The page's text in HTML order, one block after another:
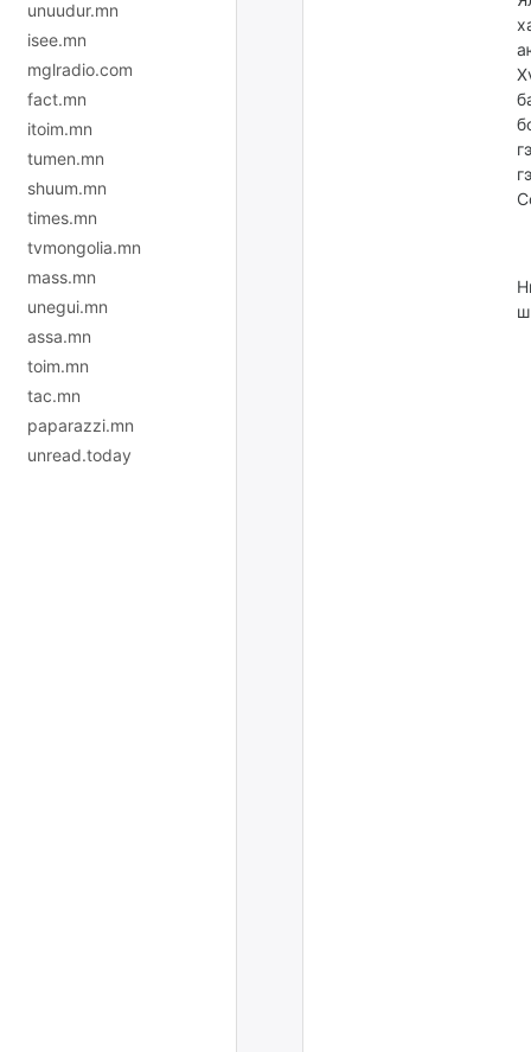
unuudur.mn
isee.mn
mglradio.com
fact.mn
itoim.mn
tumen.mn
shuum.mn
times.mn
tvmongolia.mn
mass.mn
unegui.mn
assa.mn
toim.mn
tac.mn
paparazzi.mn
unread.today